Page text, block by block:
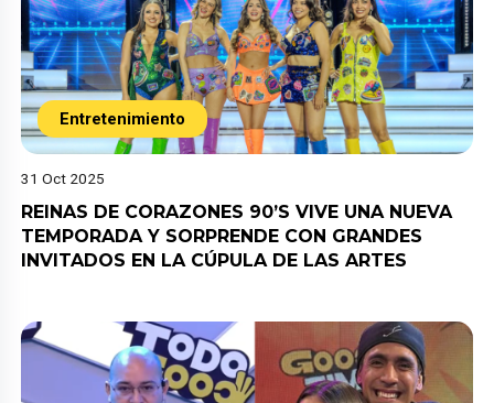
Entretenimiento
31 Oct 2025
REINAS DE CORAZONES 90’S VIVE UNA NUEVA
TEMPORADA Y SORPRENDE CON GRANDES
INVITADOS EN LA CÚPULA DE LAS ARTES